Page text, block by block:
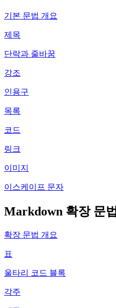
기본 문법 개요
제목
단락과 줄바꿈
강조
인용구
목록
코드
링크
이미지
이스케이프 문자
Markdown 확장 문법
확장 문법 개요
표
울타리 코드 블록
각주